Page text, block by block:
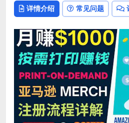
详情介绍 常见问题